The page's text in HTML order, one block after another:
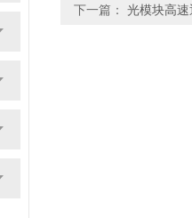
下一篇： 光模块高